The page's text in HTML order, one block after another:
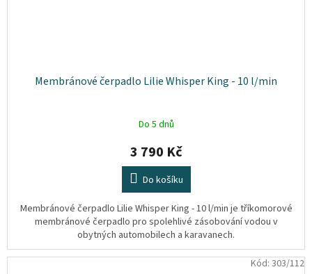
Membránové čerpadlo Lilie Whisper King - 10 l/min
Do 5 dnů
3 790 Kč
Do košíku
Membránové čerpadlo Lilie Whisper King - 10 l/min je tříkomorové
membránové čerpadlo pro spolehlivé zásobování vodou v
obytných automobilech a karavanech.
Kód: 303/112